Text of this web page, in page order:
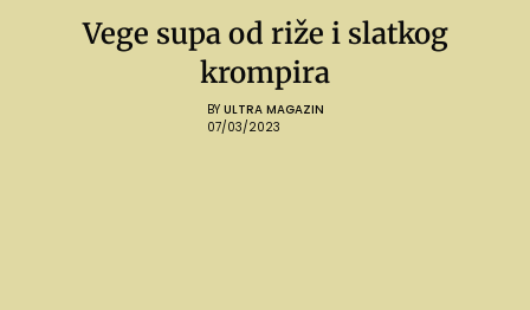
Vege supa od riže i slatkog
krompira
BY ULTRA MAGAZIN
07/03/2023